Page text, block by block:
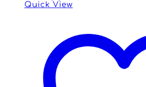
Quick View